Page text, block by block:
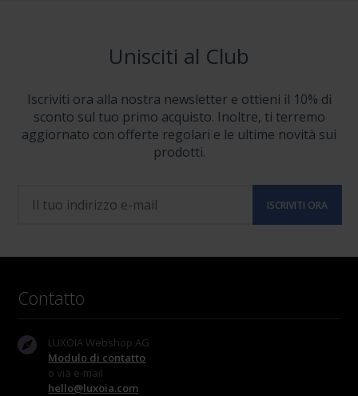
Unisciti al Club
Iscriviti ora alla nostra newsletter e ottieni il 10% di
sconto sul tuo primo acquisto. Inoltre, ti terremo
aggiornato con offerte regolari e le ultime novità sui
prodotti.
Contatto
LUXOIA Webshop AG
Modulo di contatto
o via e-mail
hello@luxoia.com